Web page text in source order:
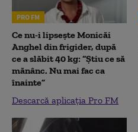
PRO FM
Ce nu-i lipsește Monicăi
Anghel din frigider, după
ce a slăbit 40 kg: “Știu ce să
mănânc. Nu mai fac ca
înainte”
Descarcă aplicația Pro FM